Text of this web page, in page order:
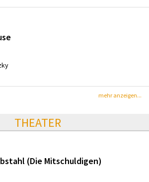
mehr anzeigen...
THEATER
(Die Mitschuldigen)